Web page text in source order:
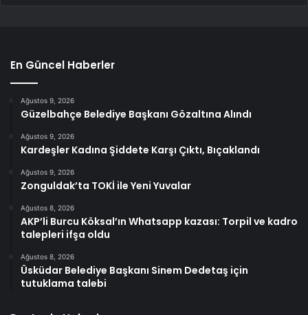
En Güncel Haberler
Ağustos 9, 2026
Güzelbahçe Belediye Başkanı Gözaltına Alındı
Ağustos 9, 2026
Kardeşler Kadına Şiddete Karşı Çıktı, Bıçaklandı
Ağustos 9, 2026
Zonguldak’ta TOKİ ile Yeni Yuvalar
Ağustos 8, 2026
AKP’li Burcu Köksal’ın Whatsapp kazası: Torpil ve kadro
talepleri ifşa oldu
Ağustos 8, 2026
Üsküdar Belediye Başkanı Sinem Dedetaş için
tutuklama talebi